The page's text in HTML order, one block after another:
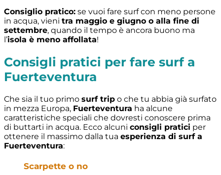
Consiglio pratico: se vuoi fare surf con meno persone
in acqua, vieni tra maggio e giugno o alla fine di
settembre, quando il tempo è ancora buono ma
l’isola è meno affollata!
Consigli pratici per fare surf a
Fuerteventura
Che sia il tuo primo surf trip o che tu abbia già surfato
in mezza Europa, Fuerteventura ha alcune
caratteristiche speciali che dovresti conoscere prima
di buttarti in acqua. Ecco alcuni consigli pratici per
ottenere il massimo dalla tua esperienza di surf a
Fuerteventura:
Scarpette o no